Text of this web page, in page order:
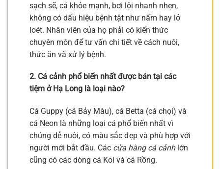
sạch sẽ, cá khỏe mạnh, bơi lội nhanh nhẹn,
không có dấu hiệu bệnh tật như nấm hay lở
loét. Nhân viên của họ phải có kiến thức
chuyên môn để tư vấn chi tiết về cách nuôi,
thức ăn và xử lý bệnh.
2. Cá cảnh phổ biến nhất được bán tại các
tiệm ở Hạ Long là loại nào?
Cá Guppy (cá Bảy Màu), cá Betta (cá chọi) và
cá Neon là những loại cá phổ biến nhất vì
chúng dễ nuôi, có màu sắc đẹp và phù hợp với
người mới bắt đầu. Các cửa hàng cá cảnhlớn
cũng có các dòng cá Koi và cá Rồng.